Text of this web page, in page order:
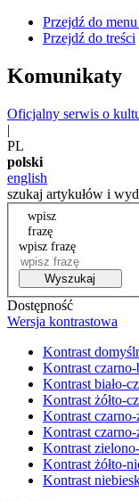
Przejdź do
Przejdź do treści
Komunikaty
Oficjalny serwis o
|
PL
polski
english
szukaj artykułów i
wpisz
frazę
wpisz frazę
Wyszukaj
Dostępność
Wersja kontrastowa
Kontrast
Kontrast czarno-
Kontrast biało-
Kontrast żółto-
Kontrast czarno-
Kontrast
Kontrast
Kontrast żółto-
Kontrast